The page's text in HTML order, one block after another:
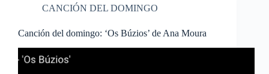
CANCIÓN DEL DOMINGO
Canción del domingo: ‘Os Búzios’ de Ana Moura